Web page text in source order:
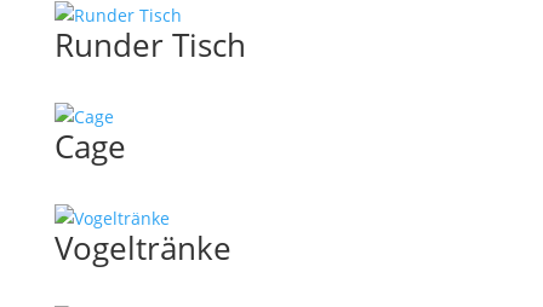
Runder Tisch
Cage
Vogeltränke